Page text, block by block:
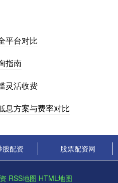
平台对比
指南
灵活收费
息方案与费率对比
股配资 股票配资网
RSS地图 HTML地图